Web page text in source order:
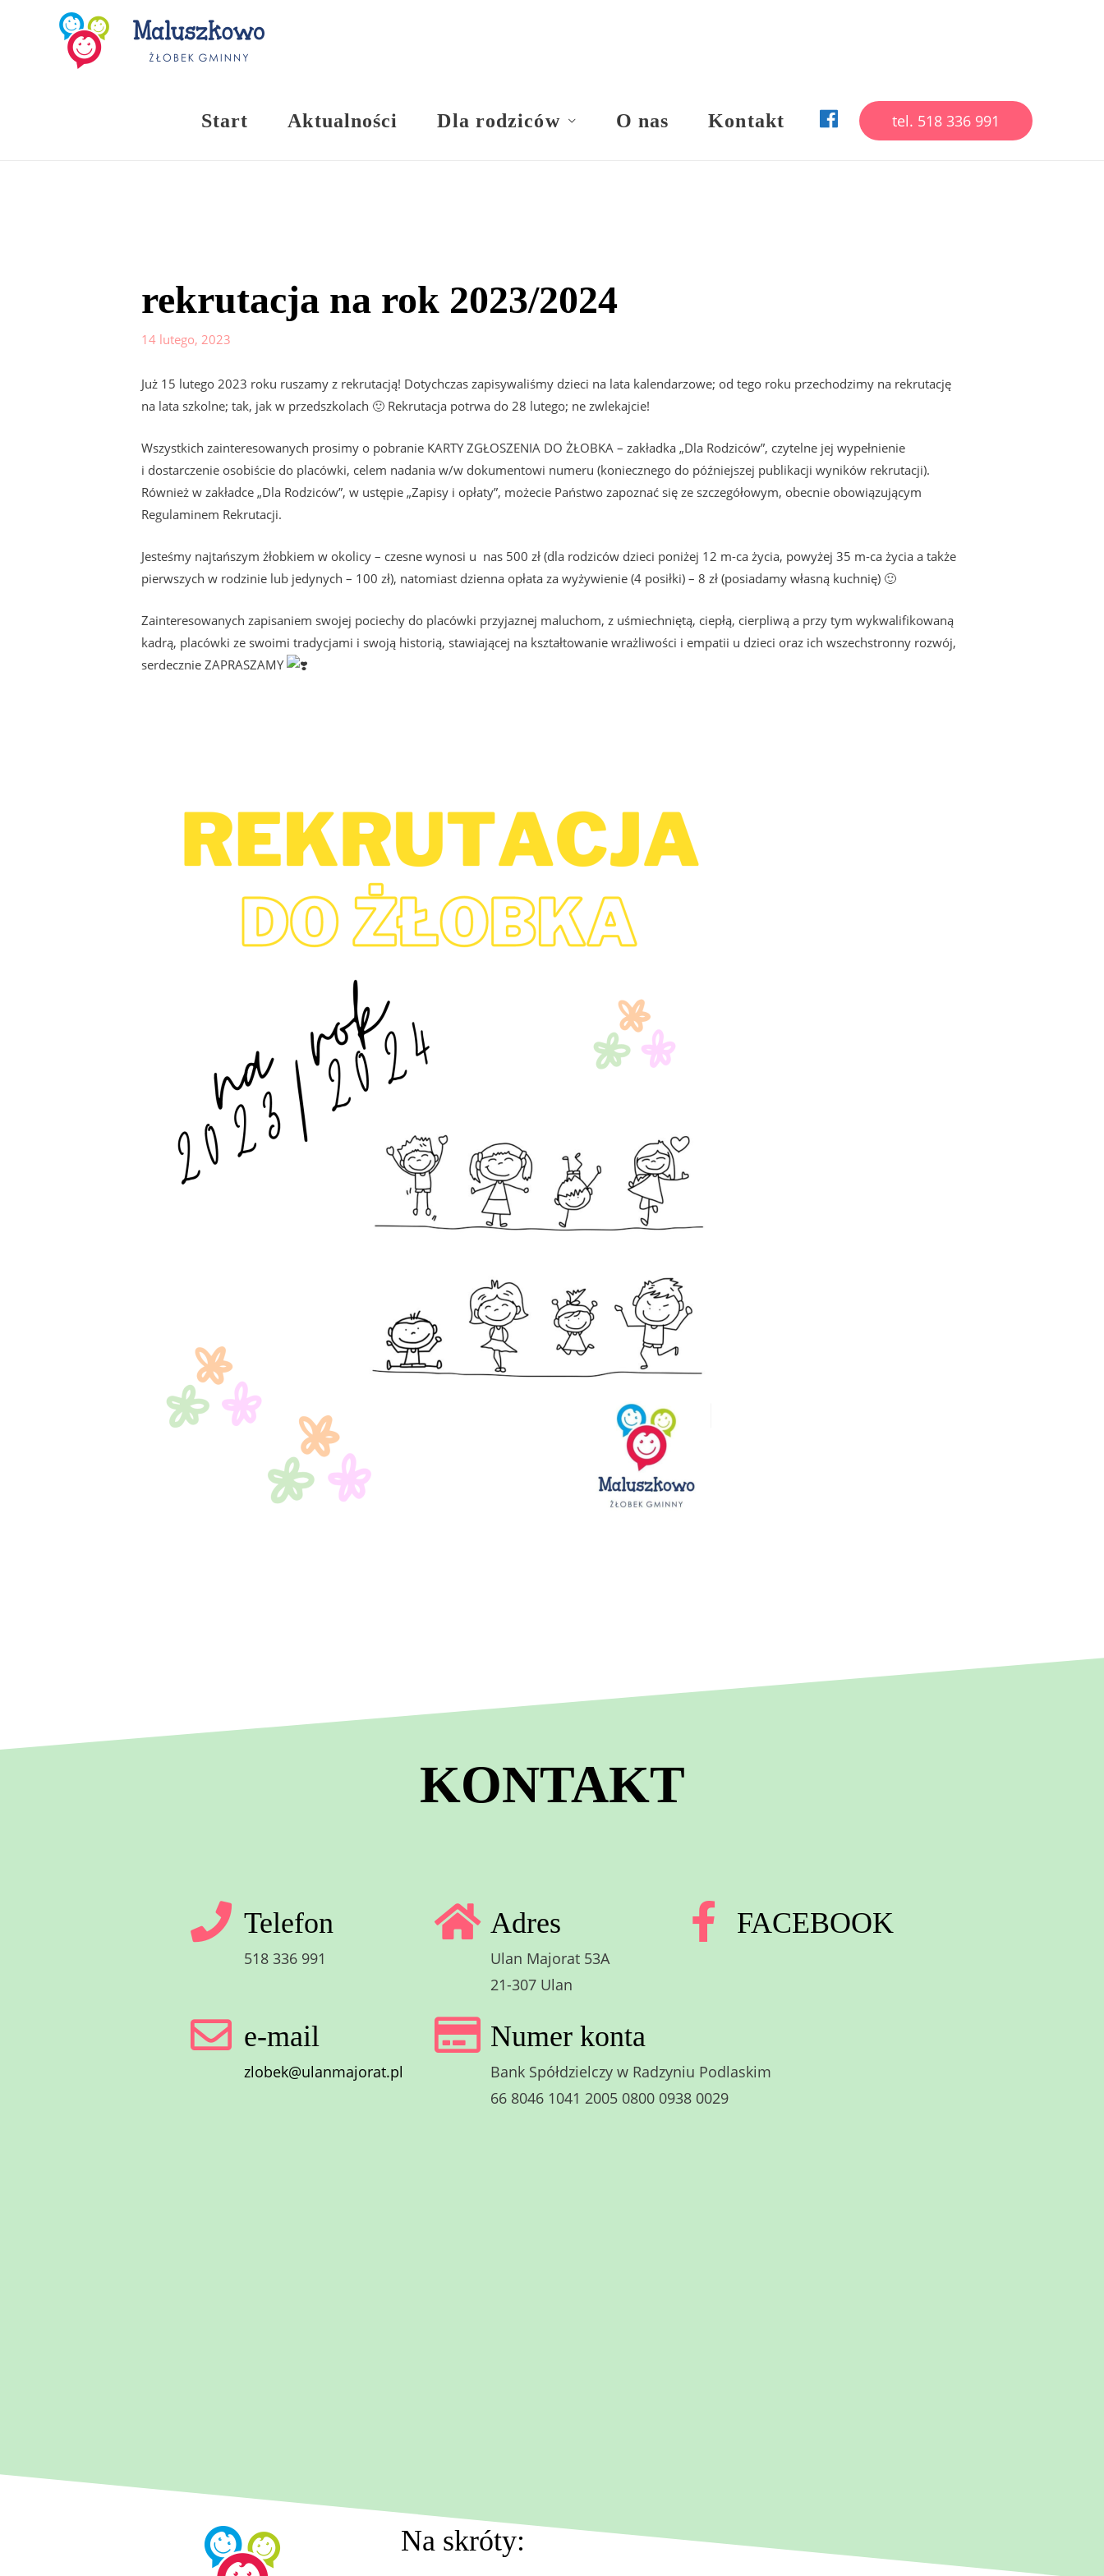
Start Aktualności Dla rodziców O nas Kontakt tel. 518 336 991
rekrutacja na rok 2023/2024
14 lutego, 2023
Już 15 lutego 2023 roku ruszamy z rekrutacją! Dotychczas zapisywaliśmy dzieci na lata kalendarzowe; od tego roku przechodzimy na rekrutację
na lata szkolne; tak, jak w przedszkolach 🙂 Rekrutacja potrwa do 28 lutego; ne zwlekajcie!
Wszystkich zainteresowanych prosimy o pobranie KARTY ZGŁOSZENIA DO ŻŁOBKA – zakładka „Dla Rodziców”, czytelne jej wypełnienie
i dostarczenie osobiście do placówki, celem nadania w/w dokumentowi numeru (koniecznego do późniejszej publikacji wyników rekrutacji).
Również w zakładce „Dla Rodziców”, w ustępie „Zapisy i opłaty”, możecie Państwo zapoznać się ze szczegółowym, obecnie obowiązującym
Regulaminem Rekrutacji.
Jesteśmy najtańszym żłobkiem w okolicy – czesne wynosi u nas 500 zł (dla rodziców dzieci poniżej 12 m-ca życia, powyżej 35 m-ca życia a także
pierwszych w rodzinie lub jedynych – 100 zł), natomiast dzienna opłata za wyżywienie (4 posiłki) – 8 zł (posiadamy własną kuchnię) 🙂
Zainteresowanych zapisaniem swojej pociechy do placówki przyjaznej maluchom, z uśmiechniętą, ciepłą, cierpliwą a przy tym wykwalifikowaną
kadrą, placówki ze swoimi tradycjami i swoją historią, stawiającej na kształtowanie wrażliwości i empatii u dzieci oraz ich wszechstronny rozwój,
serdecznie ZAPRASZAMY️
KONTAKT
Telefon
518 336 991
Adres
Ulan Majorat 53A
21-307 Ulan
FACEBOOK
e-mail
zlobek@ulanmajorat.pl
Numer konta
Bank Spółdzielczy w Radzyniu Podlaskim
66 8046 1041 2005 0800 0938 0029
Na skróty: